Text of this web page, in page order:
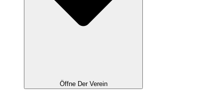
Öffne Der Verein